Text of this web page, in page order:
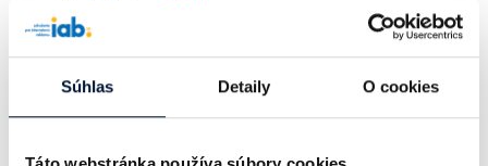
Súhlas Detaily O cookies